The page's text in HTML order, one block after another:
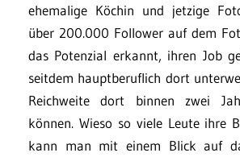
ehemalige Köchin und jetzige
über 200.000 Follower auf dem
das Potenzial erkannt, ihren Job
seitdem hauptberuflich dort
Reichweite dort binnen zwei
können. Wieso so viele Leute ihre
kann man mit einem Blick auf